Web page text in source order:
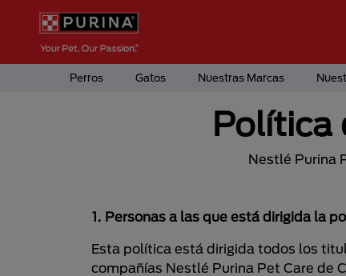
Pasar al contenido principal
Menú Secundario Purina
Menú Principal Purina
Perros Gatos Nuestras Marcas
Política
Nestlé Purina
1. Personas a las que está dirigida la
Esta política está dirigida todos los
compañías Nestlé Purina Pet Care de